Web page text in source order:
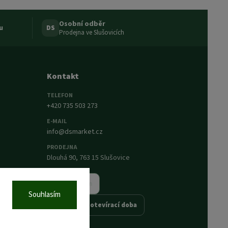
Souhlasím
DS Osobní odběr
Prodejna ve Slušovicích
Kontakt
TELEFON
+420 735 503 273
E-MAIL
info@dsmarket.cz
PRODEJNA
Dlouhá 90, 763 15 Slušovice
Napsat nám
Prodejna a otevírací doba